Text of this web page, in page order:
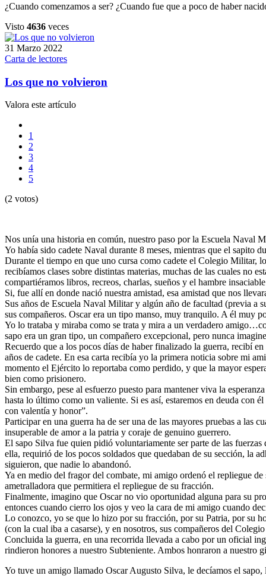
¿Cuando comenzamos a ser? ¿Cuando fue que a poco de haber
Visto 4636 veces
31 Marzo 2022
Carta de lectores
Los que no volvieron
Valora este artículo
1
2
3
4
5
(2 votos)
Nos unía una historia en común, nuestro paso por la Escuela Naval
Yo había sido cadete Naval durante 8 meses, mientras que el sapito
Durante el tiempo en que uno cursa como cadete el Colegio Militar,
recibíamos clases sobre distintas materias, muchas de las cuales no
compartiéramos libros, recreos, charlas, sueños y el hambre
Si, fue allí en donde nació nuestra amistad, esa amistad que nos
Sus años de Escuela Naval Militar y algún año de facultad (previa a
sus compañeros. Oscar era un tipo manso, muy tranquilo. A él muy
Yo lo trataba y miraba como se trata y mira a un verdadero
sapo era un gran tipo, un compañero excepcional, pero nunca
Recuerdo que a los pocos días de haber finalizado la guerra, recibí
años de cadete. En esa carta recibía yo la primera noticia sobre mi
momento el Ejército lo reportaba como perdido, y que la mayor
bien como prisionero.
Sin embargo, pese al esfuerzo puesto para mantener viva la
hasta lo último como un valiente. Si es así, estaremos en deuda con
con valentía y honor”.
Participar en una guerra ha de ser una de las mayores pruebas a las
insuperable de amor a la patria y coraje de genuino guerrero.
El sapo Silva fue quien pidió voluntariamente ser parte de las
ella, requirió de los pocos soldados que quedaban de su sección, la
siguieron, que nadie lo abandonó.
Ya en medio del fragor del combate, mi amigo ordenó el repliegue
ametralladora que permitiera el repliegue de su fracción.
Finalmente, imagino que Oscar no vio oportunidad alguna para su
entonces cuando cierro los ojos y veo la cara de mi amigo cuando
Lo conozco, yo se que lo hizo por su fracción, por su Patria, por su
(con la cual iba a casarse), y en nosotros, sus compañeros del
Concluida la guerra, en una recorrida llevada a cabo por un oficial
rindieron honores a nuestro Subteniente. Ambos honraron a nuestro
Yo tuve un amigo llamado Oscar Augusto Silva, le decíamos el